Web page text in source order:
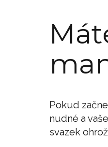
Pokud
nudné a
svazek